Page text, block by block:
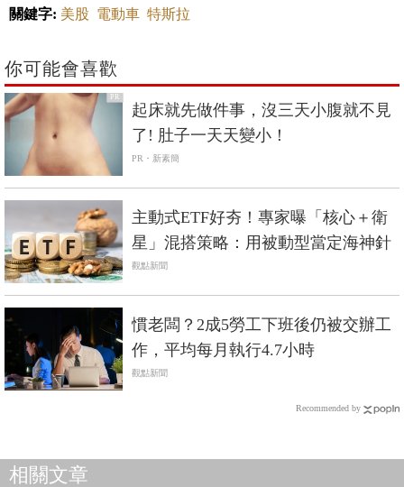
關鍵字: 美股 電動車 特斯拉
你可能會喜歡
PR
起床就先做件事，沒三天小腹就不見
了! 肚子一天天變小！
PR・新素簡
主動式ETF好夯！專家曝「核心＋衛
星」混搭策略：用被動型當定海神針
觀點新聞
慣老闆？2成5勞工下班後仍被交辦工
作，平均每月執行4.7小時
觀點新聞
Recommended by
相關文章